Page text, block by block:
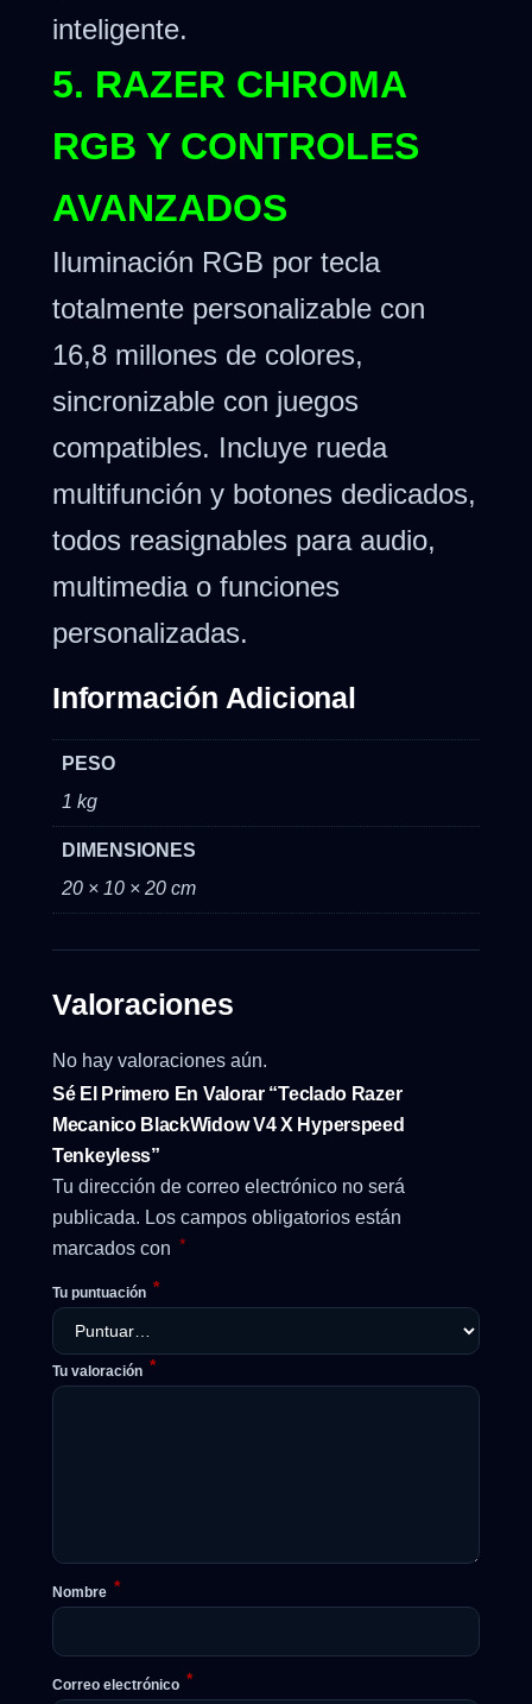
inteligente.
5. RAZER CHROMA
RGB Y CONTROLES
AVANZADOS
Iluminación RGB por tecla
totalmente personalizable con
16,8 millones de colores,
sincronizable con juegos
compatibles. Incluye rueda
multifunción y botones dedicados,
todos reasignables para audio,
multimedia o funciones
personalizadas.
Información Adicional
PESO
1 kg
DIMENSIONES
20 × 10 × 20 cm
Valoraciones
No hay valoraciones aún.
Sé El Primero En Valorar “Teclado Razer
Mecanico BlackWidow V4 X Hyperspeed
Tenkeyless”
Tu dirección de correo electrónico no será
publicada. Los campos obligatorios están
marcados con *
Tu puntuación *
Tu valoración *
Nombre *
Correo electrónico *